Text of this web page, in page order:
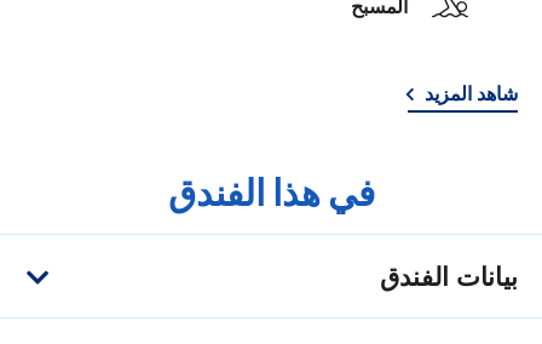
المسبح
شاهد المزيد
في هذا الفندق
بيانات الفندق